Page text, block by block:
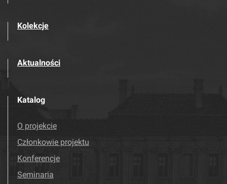
Kolekcje
Aktualności
Katalog
O projekcie
Członkowie projektu
Konferencje
Seminaria